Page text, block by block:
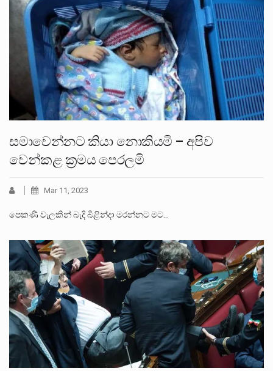
සමාවෙන්නට කියා නොකියමි – අපිව
වෙන්කළ ක්‍රමය පෙරලමි
Mar 11, 2023
පෙකණි වැලකින් බැදි බිළින්දා මරන්නට මට…